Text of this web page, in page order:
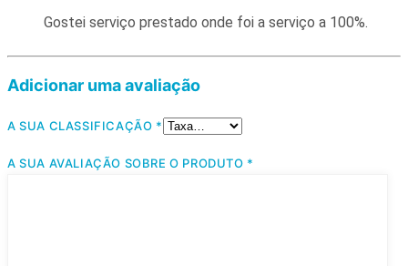
Gostei serviço prestado onde foi a serviço a 100%.
Adicionar uma avaliação
A SUA CLASSIFICAÇÃO *
A SUA AVALIAÇÃO SOBRE O PRODUTO *